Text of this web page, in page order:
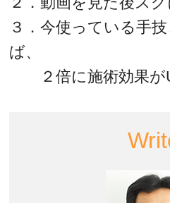
３．今使っている手
ば、
２倍に施術効果が